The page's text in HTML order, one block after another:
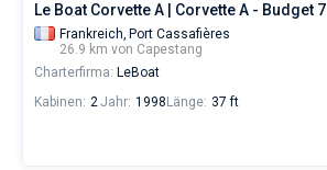
Le Boat Corvette A | Corvette A - Budget 7
Frankreich, Port Cassafières
26.9 km von Capestang
Charterfirma: LeBoat
Kabinen: 2Jahr: 1998 Länge: 37 ft